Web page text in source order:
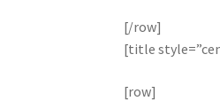
[/row]
[title
[row]